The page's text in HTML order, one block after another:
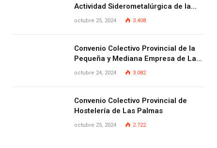
Actividad Siderometalúrgica de la
Provincia de Las Palmas
octubre 25, 2024 3.408
Convenio Colectivo Provincial de la
Pequeña y Mediana Empresa de Las
Palmas.
octubre 24, 2024 3.082
Convenio Colectivo Provincial de
Hostelería de Las Palmas
octubre 25, 2024 2.722